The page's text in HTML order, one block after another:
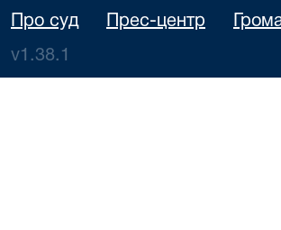
Про суд Прес-центр
v1.38.1